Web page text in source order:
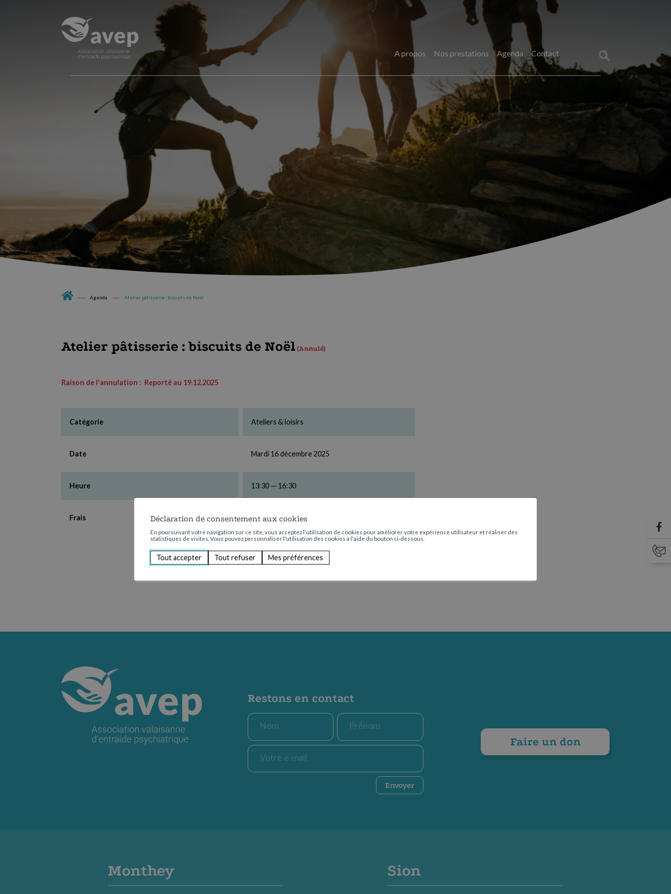
A propos Nos prestations Agenda Contact
Rechercher :
Agenda Atelier pâtisserie : biscuits de Noël
Atelier pâtisserie : biscuits de Noël Annulé
Raison de l'annulation : Reporté au 19.12.2025
Catégorie Ateliers & loisirs
Date Mardi 16 décembre 2025
Heure 13:30 — 16:30
Frais Aucun
Restons en contact
Nom Prénom
E-
mail
*
Envoyer
Faire un don
Monthey Sion
Déclaration de consentement aux cookies
En poursuivant votre navigation sur ce site, vous acceptez l'utilisation de cookies pour améliorer votre expérience utilisateur et réaliser des
statistiques de visites. Vous pouvez personnaliser l'utilisation des cookies à l'aide du bouton ci-dessous.
Tout accepter Tout refuser Mes préférences